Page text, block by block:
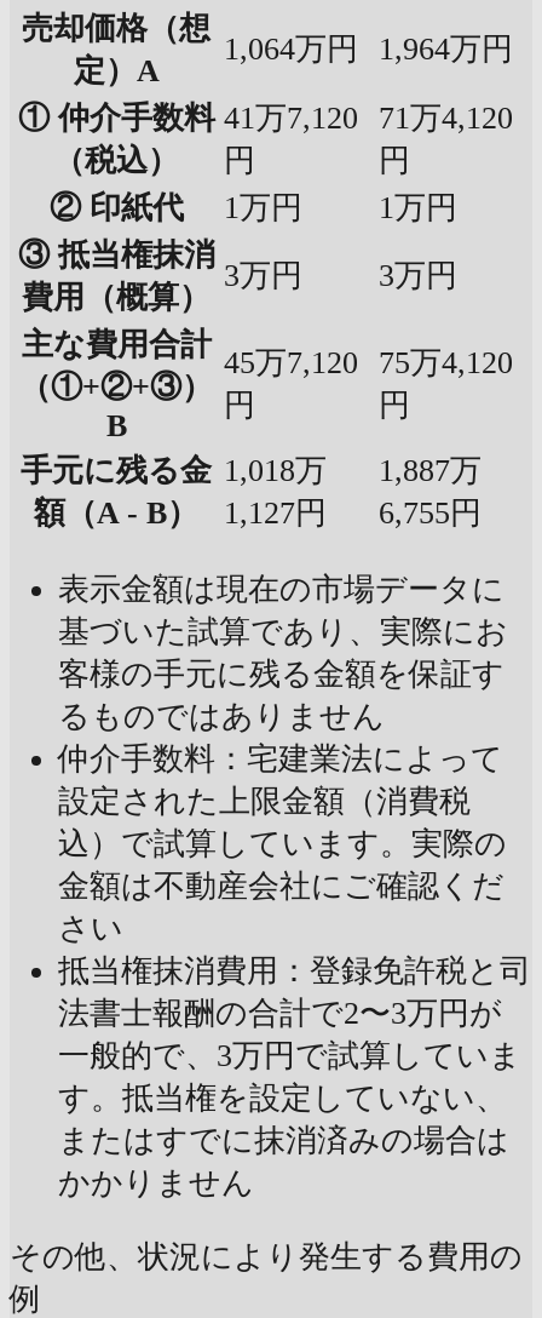
売却価格（想
定）A
1,064万円
1,964万円
① 仲介手数料
（税込）
41万7,120
円
71万4,120
円
② 印紙代
1万円
1万円
③ 抵当権抹消
費用（概算）
3万円
3万円
主な費用合計
（①+②+③）
B
45万7,120
円
75万4,120
円
手元に残る金
額（A - B）
1,018万
1,127円
1,887万
6,755円
表示金額は現在の市場データに
基づいた試算であり、実際にお
客様の手元に残る金額を保証す
るものではありません
仲介手数料：宅建業法によって
設定された上限金額（消費税
込）で試算しています。実際の
金額は不動産会社にご確認くだ
さい
抵当権抹消費用：登録免許税と司
法書士報酬の合計で2〜3万円が
一般的で、3万円で試算していま
す。抵当権を設定していない、
またはすでに抹消済みの場合は
かかりません
その他、状況により発生する費用の
例